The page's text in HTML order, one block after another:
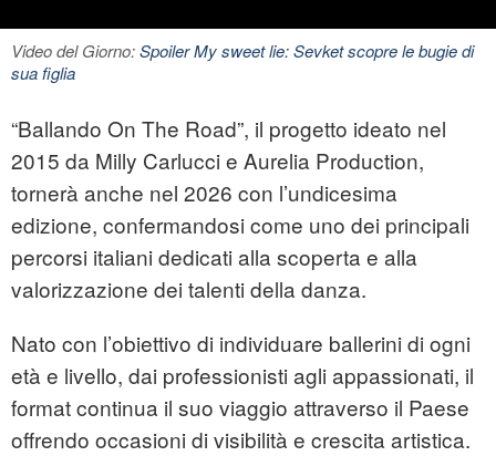
Video del Giorno:Spoiler My sweet lie: Sevket scopre le bugie di
sua figlia
“Ballando On The Road”, il progetto ideato nel
2015 da Milly Carlucci e Aurelia Production,
tornerà anche nel 2026 con l’undicesima
edizione, confermandosi come uno dei principali
percorsi italiani dedicati alla scoperta e alla
valorizzazione dei talenti della danza.
Nato con l’obiettivo di individuare ballerini di ogni
età e livello, dai professionisti agli appassionati, il
format continua il suo viaggio attraverso il Paese
offrendo occasioni di visibilità e crescita artistica.